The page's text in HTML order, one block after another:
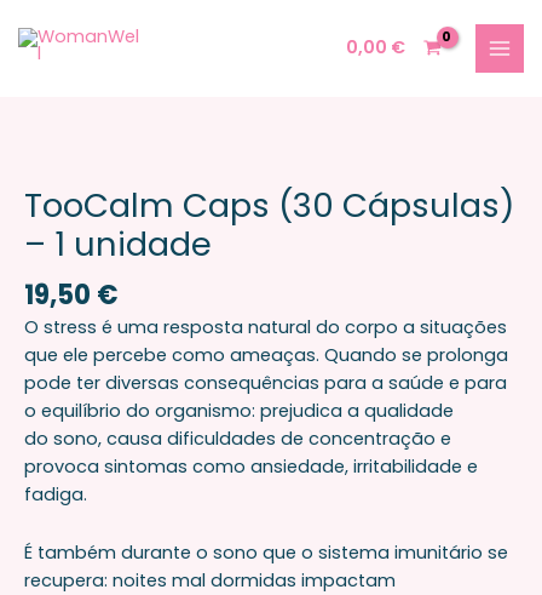
0,00 €
TooCalm Caps (30 Cápsulas)
– 1 unidade
19,50 €
O stress é uma resposta natural do corpo a situações
que ele percebe como ameaças. Quando se prolonga
pode ter diversas consequências para a saúde e para
o equilíbrio do organismo: prejudica a qualidade
do sono, causa dificuldades de concentração e
provoca sintomas como ansiedade, irritabilidade e
fadiga.
É também durante o sono que o sistema imunitário se
recupera: noites mal dormidas impactam
TooCalm
Caps
(30
-
1
unidade